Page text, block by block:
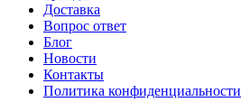
Доставка
Вопрос ответ
Блог
Новости
Контакты
Политика конфиденциальности